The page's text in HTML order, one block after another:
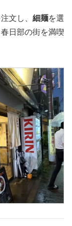
文し、 細麺を選
日部の街を満喫